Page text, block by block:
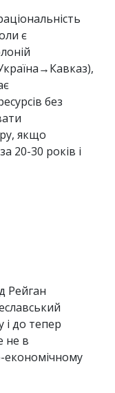
є
без
якщо
20-30 років і
Рейган
і до тепер
не в
економічному